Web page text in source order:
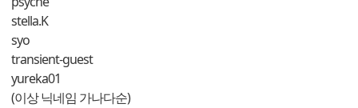
stella.K
syo
transient-guest
yureka01
(이상 닉네임 가나다순)